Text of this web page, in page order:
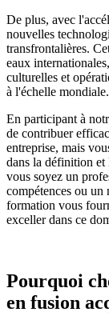
De plus, avec
nouvelles
transfrontalières.
eaux
culturelles et
à l'échelle mondiale.
En participant à
de contribuer
entreprise, mais
dans la définition et
vous soyez un
compétences ou
formation vous
exceller dans ce
Pourquoi
en fusion